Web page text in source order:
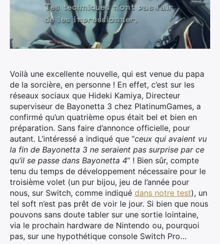
Voilà une excellente nouvelle, qui est venue du papa
de la sorcière, en personne ! En effet, c’est sur les
réseaux sociaux que Hideki Kamiya, Directeur
superviseur de Bayonetta 3 chez PlatinumGames, a
confirmé qu’un quatrième opus était bel et bien en
préparation. Sans faire d’annonce officielle, pour
autant. L’intéressé a indiqué que “ceux qui avaient vu
la fin de Bayonetta 3 ne seraient pas surprise par ce
qu’il se passe dans Bayonetta 4” ! Bien sûr, compte
tenu du temps de développement nécessaire pour le
troisième volet (un pur bijou, jeu de l’année pour
nous, sur Switch, comme indiqué dans notre test), un
tel soft n’est pas prêt de voir le jour. Si bien que nous
pouvons sans doute tabler sur une sortie lointaine,
via le prochain hardware de Nintendo ou, pourquoi
pas, sur une hypothétique console Switch Pro…